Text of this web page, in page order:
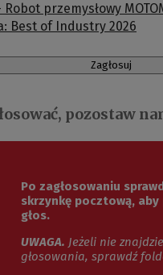
Robot przemysłowy
Best of Industry 2026
Zagłosuj
pozostaw
Po zagłosowaniu
skrzynkę pocztową,
głos.
UWAGA. Jeżeli nie
głosowania, sprawdź